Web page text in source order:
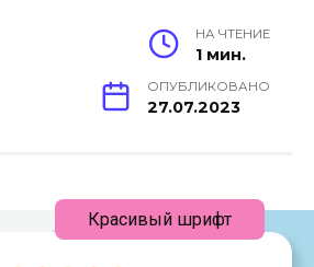
НА ЧТЕНИЕ
1 мин.
ОПУБЛИКОВАНО
27.07.2023
Красивый шрифт